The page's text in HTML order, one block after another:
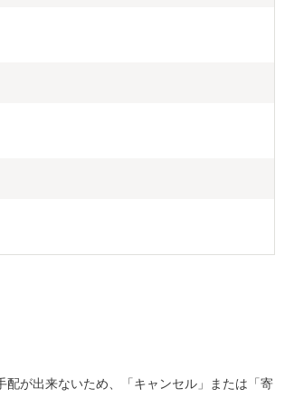
が出来ないため、「キャンセル」または「寄